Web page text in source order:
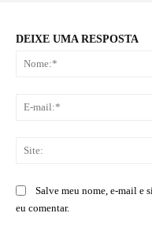
DEIXE UMA RESPOSTA
Salve meu nome, e-mail e
eu comentar.